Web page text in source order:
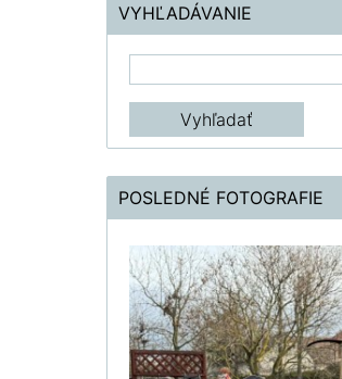
VYHĽADÁVANIE
POSLEDNÉ FOTOGRAFIE